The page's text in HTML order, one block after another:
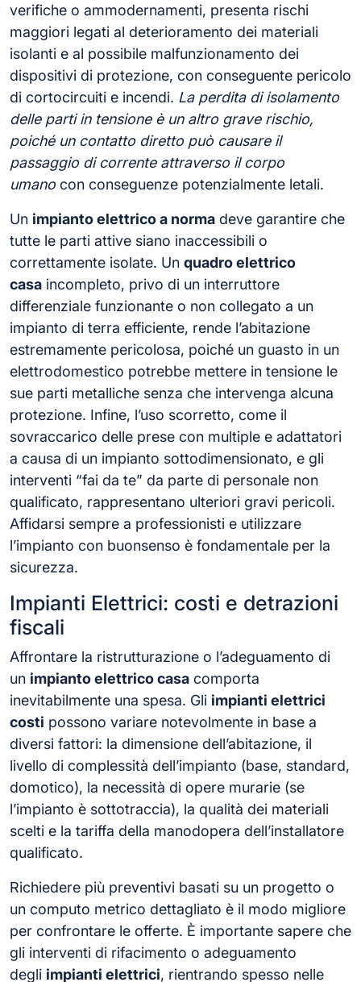
verifiche o ammodernamenti, presenta rischi
maggiori legati al deterioramento dei materiali
isolanti e al possibile malfunzionamento dei
dispositivi di protezione, con conseguente pericolo
di cortocircuiti e incendi. La perdita di isolamento
delle parti in tensione è un altro grave rischio,
poiché un contatto diretto può causare il
passaggio di corrente attraverso il corpo
umanocon conseguenze potenzialmente letali.
Un impianto elettrico a norma deve garantire che
tutte le parti attive siano inaccessibili o
correttamente isolate. Un quadro elettrico
casa incompleto, privo di un interruttore
differenziale funzionante o non collegato a un
impianto di terra efficiente, rende l’abitazione
estremamente pericolosa, poiché un guasto in un
elettrodomestico potrebbe mettere in tensione le
sue parti metalliche senza che intervenga alcuna
protezione. Infine, l’uso scorretto, come il
sovraccarico delle prese con multiple e adattatori
a causa di un impianto sottodimensionato, e gli
interventi “fai da te” da parte di personale non
qualificato, rappresentano ulteriori gravi pericoli.
Affidarsi sempre a professionisti e utilizzare
l’impianto con buonsenso è fondamentale per la
sicurezza.
Impianti Elettrici: costi e detrazioni
fiscali
Affrontare la ristrutturazione o l’adeguamento di
un impianto elettrico casa comporta
inevitabilmente una spesa. Gli impianti elettrici
costi possono variare notevolmente in base a
diversi fattori: la dimensione dell’abitazione, il
livello di complessità dell’impianto (base, standard,
domotico), la necessità di opere murarie (se
l’impianto è sottotraccia), la qualità dei materiali
scelti e la tariffa della manodopera dell’installatore
qualificato.
Richiedere più preventivi basati su un progetto o
un computo metrico dettagliato è il modo migliore
per confrontare le offerte. È importante sapere che
gli interventi di rifacimento o adeguamento
degli impianti elettrici, rientrando spesso nelle